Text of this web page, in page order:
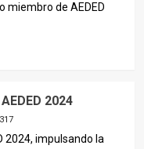
miembro de AEDED
2024
317
2024, impulsando la